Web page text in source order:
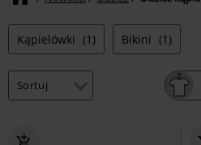
Kąpielówki (1) Bikini (1)